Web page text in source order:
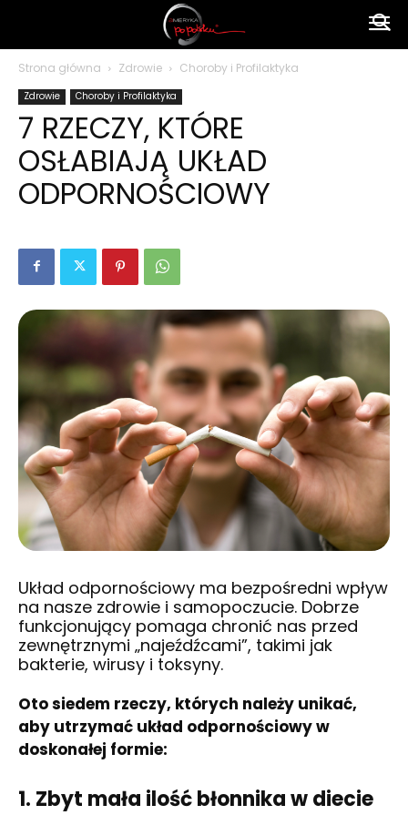
polsku
Strona główna Zdrowie Choroby i Profilaktyka
Zdrowie Choroby i Profilaktyka
7 RZECZY, KTÓRE
OSŁABIAJĄ UKŁAD
ODPORNOŚCIOWY
Układ odpornościowy ma bezpośredni wpływ
na nasze zdrowie i samopoczucie. Dobrze
funkcjonujący pomaga chronić nas przed
zewnętrznymi „najeźdźcami”, takimi jak
bakterie, wirusy i toksyny.
Oto siedem rzeczy, których należy unikać,
aby utrzymać układ odpornościowy w
doskonałej formie:
1. Zbyt mała ilość błonnika w diecie